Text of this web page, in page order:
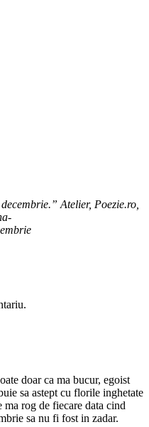
Atelier, Poezie.ro,
doar ca ma bucur, egoist
sa astept cu florile inghetate
rog de fiecare data cind
sa nu fi fost in zadar.